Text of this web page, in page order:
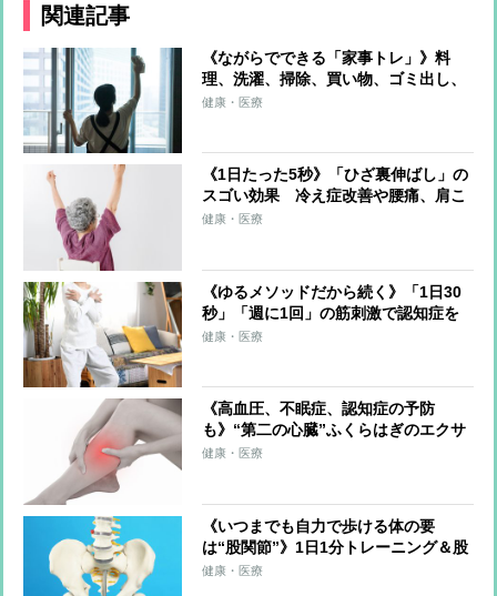
関連記事
《ながらでできる「家事トレ」》料
理、洗濯、掃除、買い物、ゴミ出し、
水やり…すべてをエクササイズに！ト
健康・医療
《1日たった5秒》「ひざ裏伸ばし」の
スゴい効果 冷え症改善や腰痛、肩こ
り、片頭痛の軽減も
健康・医療
《ゆるメソッドだから続く》「1日30
秒」「週に1回」の筋刺激で認知症を
予防する「30秒スクワット」
健康・医療
《高血圧、不眠症、認知症の予防
も》“第二の心臓”ふくらはぎのエクサ
サイズを医師が伝授！血流改善、筋肉
健康・医療
《いつまでも自力で歩ける体の要
は“股関節”》1日1分トレーニング＆股
関節のズレを防ぐ習慣を医師らが解説
健康・医療